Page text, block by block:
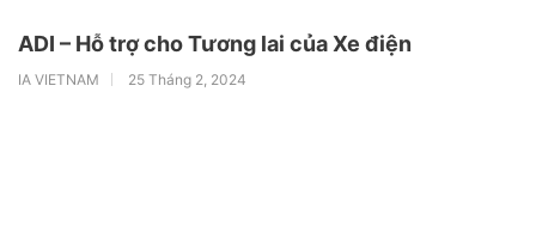
ADI – Hỗ trợ cho Tương lai của Xe điện
IA VIETNAM 25 Tháng 2, 2024